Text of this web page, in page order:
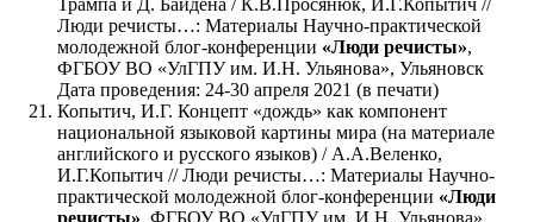
Люди речисты…: Материалы Научно-практической
молодежной блог-конференции «Люди речисты»,
ФГБОУ ВО «УлГПУ им. И.Н. Ульянова», Ульяновск
Дата проведения: 24-30 апреля 2021 (в печати)
Копытич, И.Г. Концепт «дождь» как компонент
национальной языковой картины мира (на материале
английского и русского языков) / А.А.Веленко,
И.Г.Копытич // Люди речисты…: Материалы Научно-
практической молодежной блог-конференции «Люди
речисты», ФГБОУ ВО «УлГПУ им. И.Н. Ульянова»,